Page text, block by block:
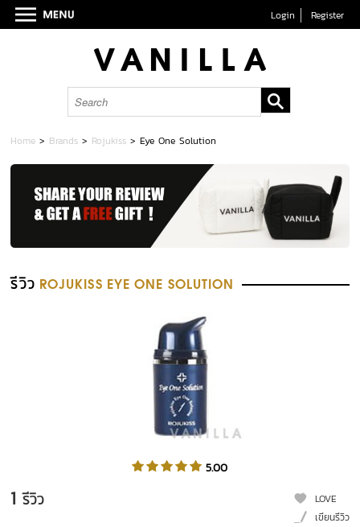
Login Register
Home > Brands > Rojukiss >Eye One Solution
รีวิว ROJUKISS EYE ONE SOLUTION
5.00
1 รีวิว
LOVE
เขียนรีวิว